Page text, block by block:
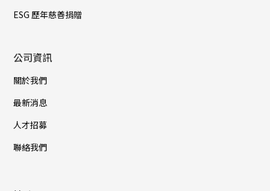
ESG 歷年慈善捐贈
公司資訊
關於我們
最新消息
人才招募
聯絡我們